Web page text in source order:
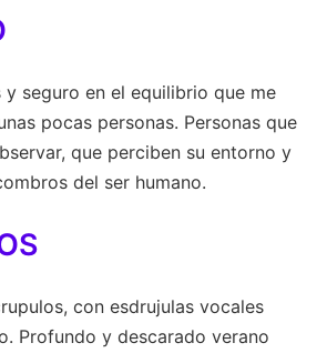
y seguro en el equilibrio que me
pocas personas. Personas que
que perciben su entorno y
del ser humano.
con esdrujulas vocales
Profundo y descarado verano